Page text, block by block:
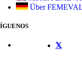
Über